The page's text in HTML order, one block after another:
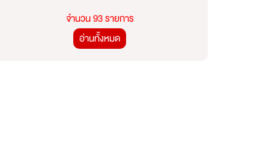
จำนวน 93 รายการ
อ่านทั้งหมด